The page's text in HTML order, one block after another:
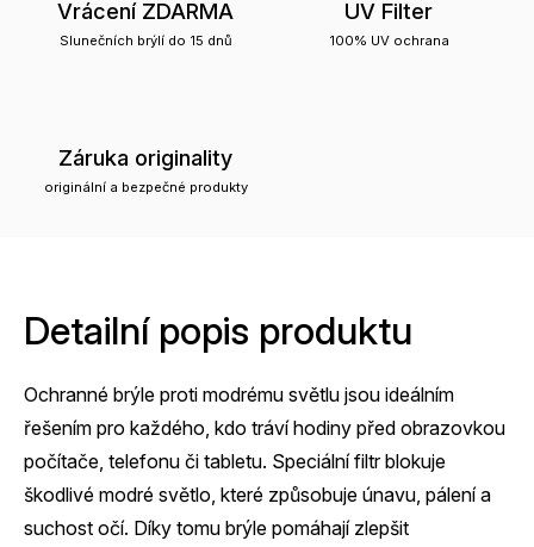
Vrácení ZDARMA
Slunečních brýlí do 15 dnů
UV Filter
100% UV ochrana
Záruka originality
originální a bezpečné produkty
Detailní popis produktu
Ochranné brýle proti modrému světlu jsou ideálním
řešením pro každého, kdo tráví hodiny před obrazovkou
počítače, telefonu či tabletu. Speciální filtr blokuje
škodlivé modré světlo, které způsobuje únavu, pálení a
suchost očí. Díky tomu brýle pomáhají zlepšit